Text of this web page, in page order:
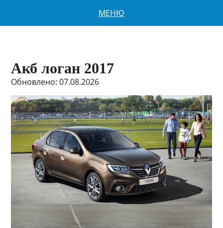
МЕНЮ
Акб логан 2017
Обновлено: 07.08.2026